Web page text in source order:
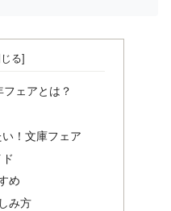
ェアとは？
！文庫フェア
め
み方